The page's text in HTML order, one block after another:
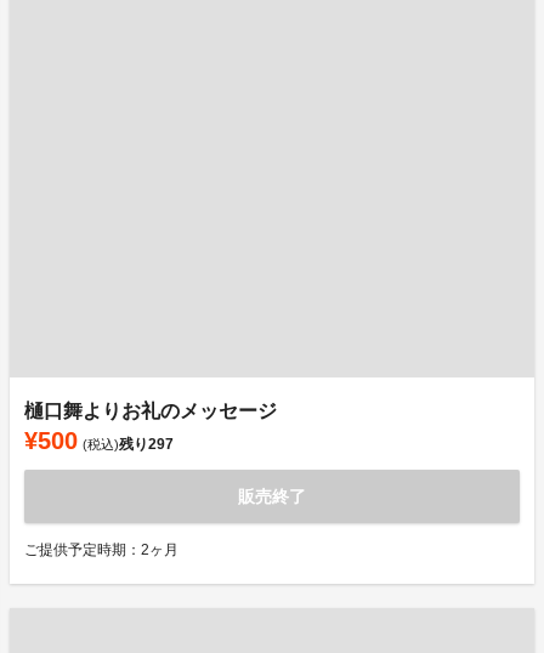
樋口舞よりお礼のメッセージ
¥500 (税込)残り297
販売終了
ご提供予定時期：2ヶ月